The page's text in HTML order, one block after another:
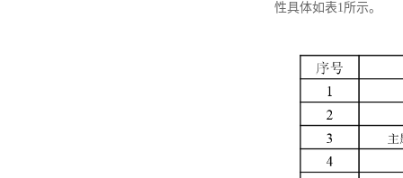
性具体如表1所示。